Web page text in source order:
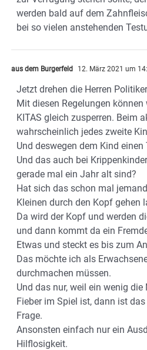
werden bald auf dem
bei so vielen anstehenden
aus dem Burgerfeld 12. März 2021 um
Jetzt drehen die Herren
Mit diesen Regelungen
KITAS gleich zusperren. Beim
wahrscheinlich jedes zweite
Und deswegen dem Kind einen
Und das auch bei
gerade mal ein Jahr alt sind?
Hat sich das schon mal
Kleinen durch den Kopf gehen
Da wird der Kopf und werden
und dann kommt da ein
Etwas und steckt es bis zum
Das möchte ich als
durchmachen müssen.
Und das nur, weil ein wenig die
Fieber im Spiel ist, dann ist
Frage.
Ansonsten einfach nur ein
Hilflosigkeit.